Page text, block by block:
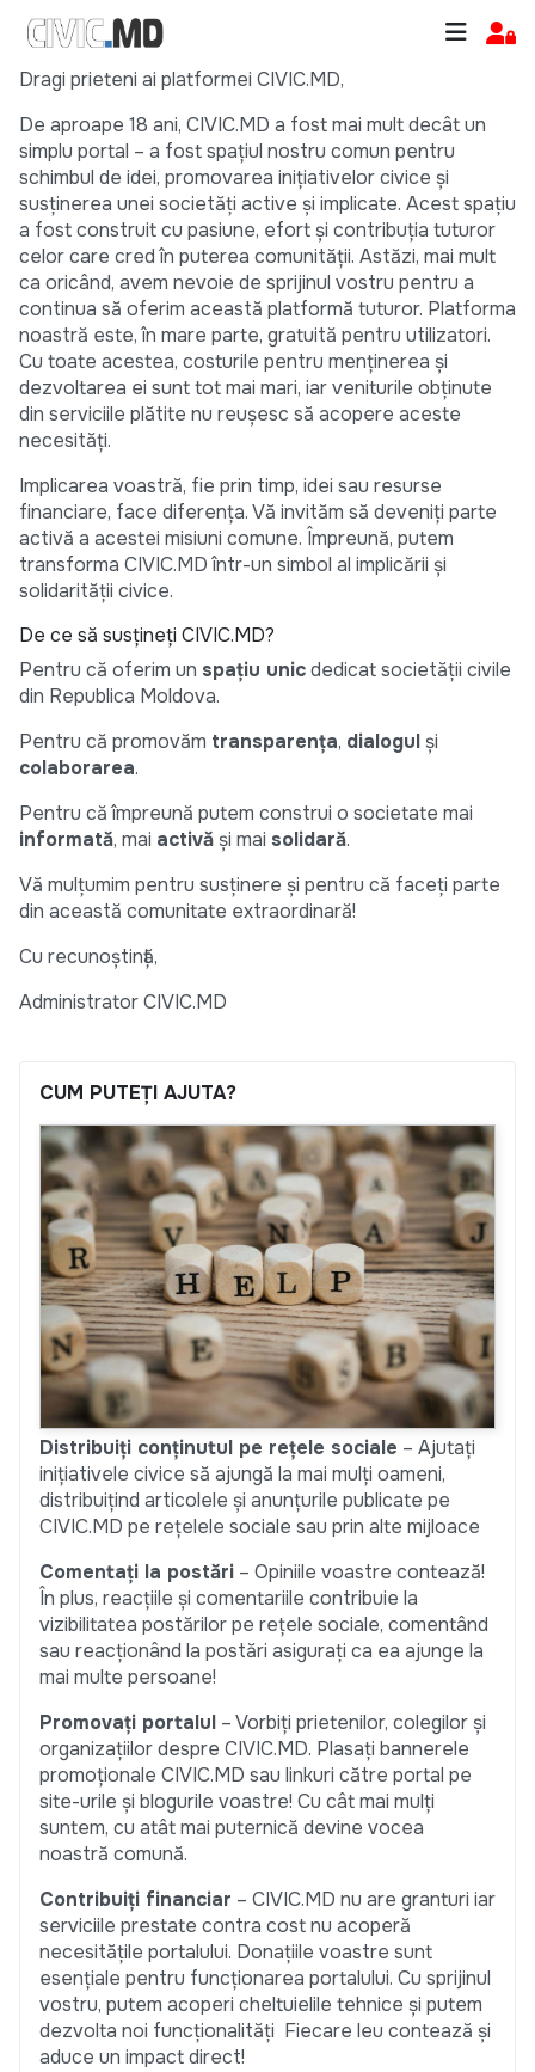
Dragi prieteni ai platformei CIVIC.MD,
De aproape 18 ani, CIVIC.MD a fost mai mult decât un
simplu portal – a fost spațiul nostru comun pentru
schimbul de idei, promovarea inițiativelor civice și
susținerea unei societăți active și implicate. Acest spațiu
a fost construit cu pasiune, efort și contribuția tuturor
celor care cred în puterea comunității. Astăzi, mai mult
ca oricând, avem nevoie de sprijinul vostru pentru a
continua să oferim această platformă tuturor. Platforma
noastră este, în mare parte, gratuită pentru utilizatori.
Cu toate acestea, costurile pentru menținerea și
dezvoltarea ei sunt tot mai mari, iar veniturile obținute
din serviciile plătite nu reușesc să acopere aceste
necesități.
Implicarea voastră, fie prin timp, idei sau resurse
financiare, face diferența. Vă invităm să deveniți parte
activă a acestei misiuni comune. Împreună, putem
transforma CIVIC.MD într-un simbol al implicării și
solidarității civice.
De ce să susțineți CIVIC.MD?
Pentru că oferim un spațiu unicdedicat societății civile
din Republica Moldova.
Pentru că promovăm transparența, dialogul și
colaborarea.
Pentru că împreună putem construi o societate mai
informată, mai activă și mai solidară.
Vă mulțumim pentru susținere și pentru că faceți parte
din această comunitate extraordinară!
Cu recunoștință,
Administrator CIVIC.MD
CUM PUTEȚI AJUTA?
Distribuiți conținutul pe rețele sociale – Ajutați
inițiativele civice să ajungă la mai mulți oameni,
distribuițind articolele și anunțurile publicate pe
CIVIC.MD pe rețelele sociale sau prin alte mijloace
Comentați la postări – Opiniile voastre contează!
În plus, reacțiile și comentariile contribuie la
vizibilitatea postărilor pe rețele sociale, comentând
sau reacționând la postări asigurați ca ea ajunge la
mai multe persoane!
Promovați portalul – Vorbiți prietenilor, colegilor și
organizațiilor despre CIVIC.MD. Plasați bannerele
promoționale CIVIC.MD sau linkuri către portal pe
site-urile și blogurile voastre! Cu cât mai mulți
suntem, cu atât mai puternică devine vocea
noastră comună.
Contribuiți financiar – CIVIC.MD nu are granturi iar
serviciile prestate contra cost nu acoperă
necesitățile portalului. Donațiile voastre sunt
esențiale pentru funcționarea portalului. Cu sprijinul
vostru, putem acoperi cheltuielile tehnice și putem
dezvolta noi funcționalități Fiecare leu contează și
aduce un impact direct!